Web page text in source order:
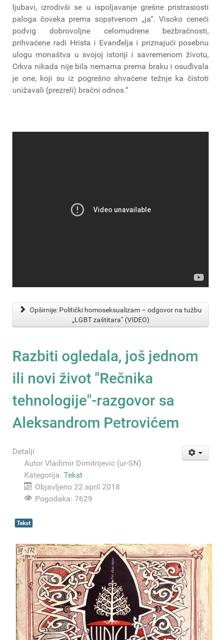
ljubavi, izrodivši se u ispoljavanje grešne pristrasiosti
paloga čoveka prema sopstvenom „ja“. Visoko ceneći
podvig dobrovoljne celomudrene bezbračnosti,
prihvaćene radi Hrista i Evanđelja i priznajući posebnu
ulogu monaštva u svojoj istoriji i savremenom životu,
Crkva nikada nije bila nemarna prema braku i osuđivala
je one, koji su iz pogrešno shvaćene težnje ka čistoti
unižavali (prezreli) bračni odnos.“
Opširnije: Politički homoseksualizam – odgovor na tužbu
„LGBT zaštitara“ (VIDEO)
Razbiti ogledala, još jednom
ili novi život "Rečnika
tehnologije"-razgovor sa
Aleksandrom Petrovićem
Detalji
Autor Vladimir Dimitrijevic (ur-SN)
Kategorija: Tekst
Objavljeno 22 april 2018
Pogodaka: 7629
Tekst